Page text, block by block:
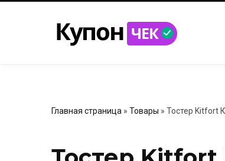
Главная страница » Товары » Тостер Kitfort